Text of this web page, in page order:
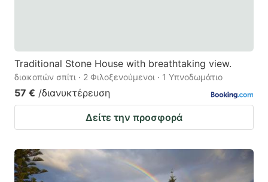
Traditional Stone House with breathtaking view.
διακοπών σπίτι · 2 Φιλοξενούμενοι · 1 Υπνοδωμάτιο
57 € /διανυκτέρευση
Δείτε την προσφορά